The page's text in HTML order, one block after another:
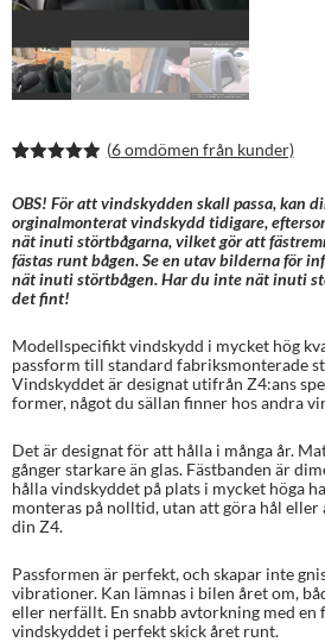
baserat på
kundrecens
ioner
(6omdömen från kunder)
OBS! För att vindskydden skall passa, kan
orginalmonterat vindskydd tidigare,
nät inuti störtbågarna, vilket gör att
fästas runt bågen. Se en utav bilderna för
nät inuti störtbågen. Har du inte nät inuti
det fint!
Modellspecifikt vindskydd i mycket hög
passform till standard fabriksmonterade
Vindskyddet är designat utifrån Z4:ans
former, något du sällan finner hos andra
Det är designat för att hålla i många år.
gånger starkare än glas. Fästbanden är
hålla vindskyddet på plats i mycket höga
monteras på nolltid, utan att göra hål eller
din Z4.
Passformen är perfekt, och skapar inte
vibrationer. Kan lämnas i bilen året om,
eller nerfällt. En snabb avtorkning med en
vindskyddet i perfekt skick året runt.